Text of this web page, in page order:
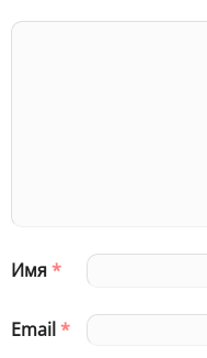
Имя*
Email*